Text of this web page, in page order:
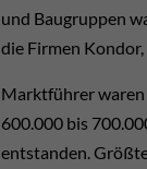
und Baugruppen
die Firmen
Marktführer waren
600.000 bis
entstanden.